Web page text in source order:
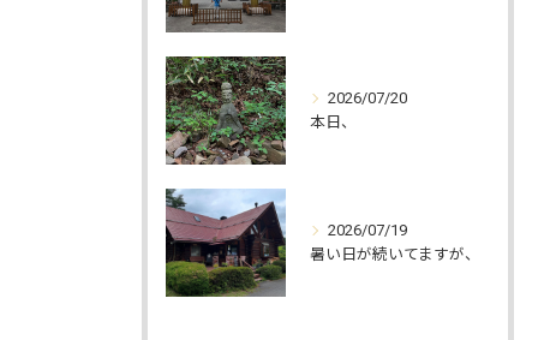
2026/07/20
本日、
2026/07/19
暑い日が続いてますが、